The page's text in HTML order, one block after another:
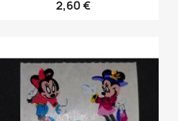
2,60 €